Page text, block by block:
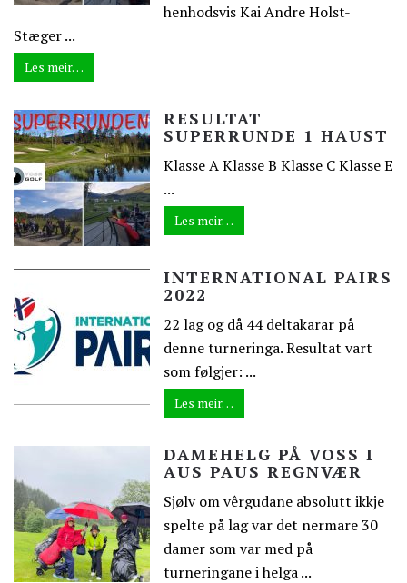
henhodsvis Kai Andre Holst-
Stæger ...
Les meir…
RESULTAT
SUPERRUNDE 1 HAUST
Klasse A Klasse B Klasse C Klasse E
...
Les meir…
INTERNATIONAL PAIRS
2022
22 lag og då 44 deltakarar på
denne turneringa. Resultat vart
som følgjer: ...
Les meir…
DAMEHELG PÅ VOSS I
AUS PAUS REGNVÆR
Sjølv om vêrgudane absolutt ikkje
spelte på lag var det nermare 30
damer som var med på
turneringane i helga ...